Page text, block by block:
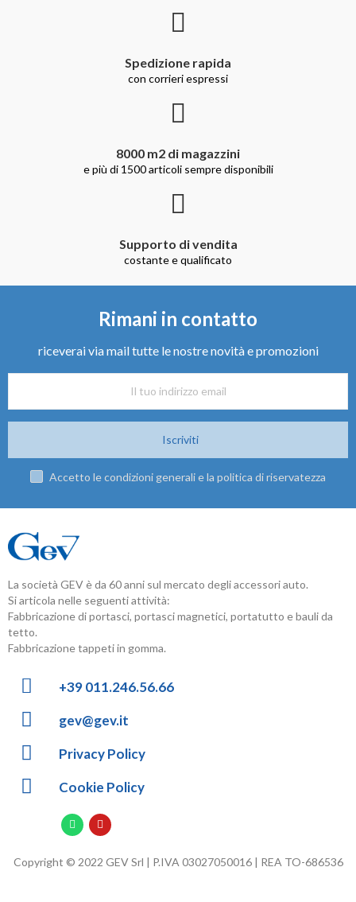
Spedizione rapida
con corrieri espressi
8000 m2 di magazzini
e più di 1500 articoli sempre disponibili
Supporto di vendita
costante e qualificato
Rimani in contatto
riceverai via mail tutte le nostre novità e promozioni
Iscriviti
Accetto le condizioni generali e la politica di riservatezza
La società GEV è da 60 anni sul mercato degli accessori auto.
Si articola nelle seguenti attività:
Fabbricazione di portasci, portasci magnetici, portatutto e bauli da
tetto.
Fabbricazione tappeti in gomma.
+39 011.246.56.66
gev@gev.it
Privacy Policy
Cookie Policy
Copyright © 2022 GEV Srl | P.IVA 03027050016 | REA TO-686536